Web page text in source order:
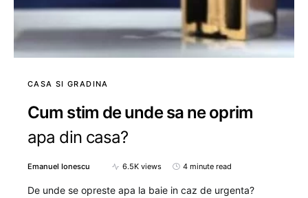
CASA SI GRADINA
Cum stim de unde sa ne oprim
apa din casa?
Emanuel Ionescu 6.5K views 4 minute read
De unde se opreste apa la baie in caz de urgenta?